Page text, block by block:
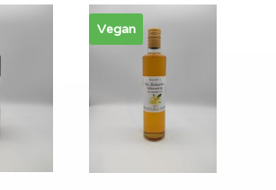
Vegan